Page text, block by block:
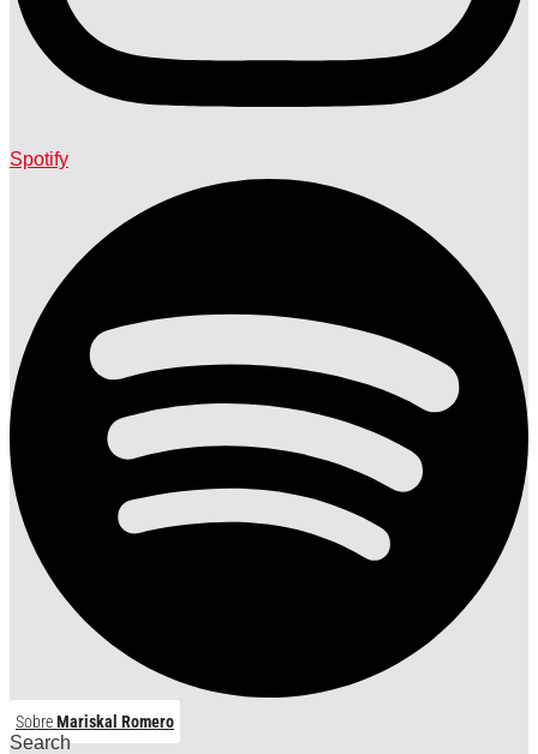
Spotify
SobreMariskal Romero
Search